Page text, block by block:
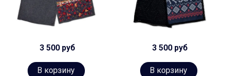
3 500 руб
В корзину
3 500 руб
В корзину